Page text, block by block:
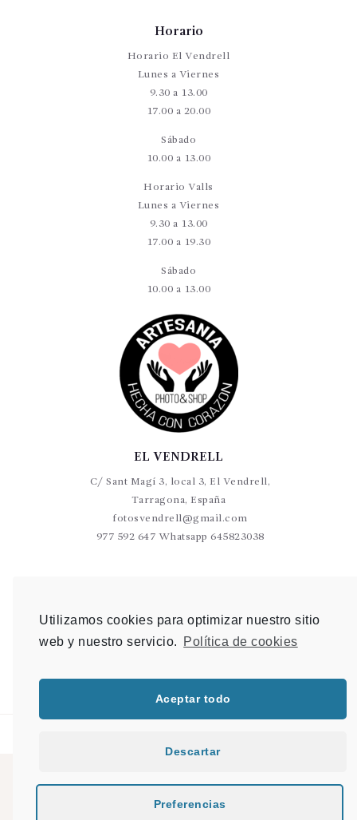
Utilizamos cookies para optimizar nuestro sitio
web y nuestro servicio.
Política de cookies
Aceptar todo
Descartar
Preferencias
Horario
Horario El Vendrell
Lunes a Viernes
9.30 a 13.00
17.00 a 20.00
Sábado
10.00 a 13.00
Horario Valls
Lunes a Viernes
9.30 a 13.00
17.00 a 19.30
Sábado
10.00 a 13.00
EL VENDRELL
C/ Sant Magí 3, local 3, El Vendrell,
Tarragona, España
fotosvendrell@gmail.com
977 592 647 Whatsapp 645823038
photovalls@gmail.com
977 600 904 Whatsapp 648 907 489